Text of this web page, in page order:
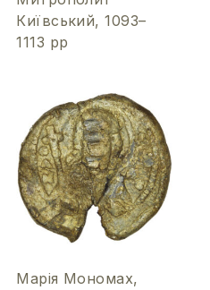
Київський, 1093–
1113 рр
Марія Мономах,